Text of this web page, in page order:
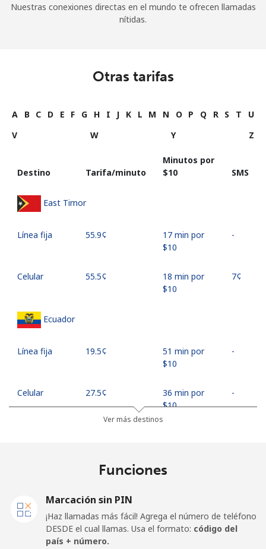
Nuestras conexiones directas en el mundo te ofrecen llamadas
nítidas.
Otras tarifas
A B C D E F G H I J K L M N O P Q R S T
U
V
W Y Z
Destino Tarifa/minuto
Minutos por
⁦$10⁩
SMS
East Timor
Línea fija ⁦55.9¢⁩
17 min por
⁦$10⁩
-
Celular ⁦55.5¢⁩
18 min por
⁦$10⁩
⁦7¢⁩
Ecuador
Línea fija ⁦19.5¢⁩
51 min por
⁦$10⁩
-
Celular ⁦27.5¢⁩
36 min por
⁦$10⁩
-
⁦13.9¢⁩
71 min por
Celular
⁦$10⁩
Ver más destinos
Funciones
Marcación sin PIN
¡Haz llamadas más fácil! Agrega el número de teléfono
DESDE el cual llamas. Usa el formato: código del
país + número.